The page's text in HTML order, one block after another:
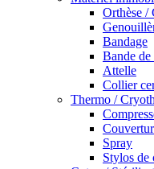
Orthèse /
Bandage
Bande
Attelle
Collier
Thermo /
Spray
Stylos de